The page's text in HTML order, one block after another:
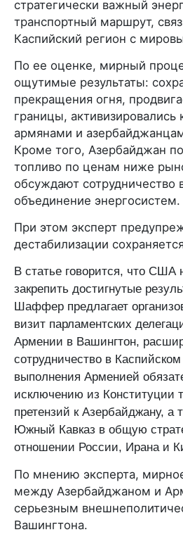
стратегически важный
транспортный маршрут,
Каспийский регион с
По ее оценке, мирный
ощутимые результаты:
прекращения огня,
границы,
армянами и
Кроме того, Азербайджан
топливо по ценам ниже
обсуждают сотрудничество
объединение энергосистем.
При этом эксперт
дестабилизации
В статье говорится, что США
закрепить достигнутые
Шаффер предлагает
визит парламентских
Армении в Вашингтон,
сотрудничество в
выполнения Арменией
исключению из Конституции
претензий к Азербайджану, а
Южный Кавказ в общую
отношении России, Ирана и
По мнению эксперта,
между Азербайджаном и
серьезным
Вашингтона.